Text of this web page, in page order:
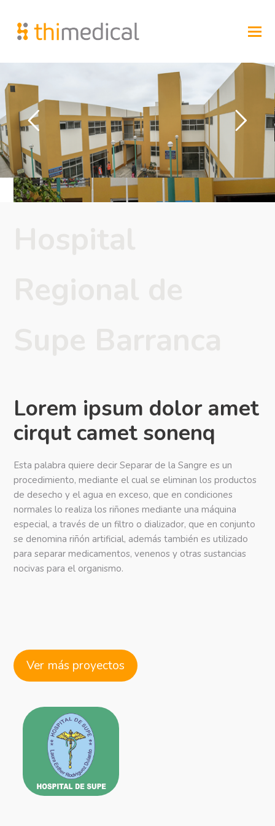
Lorem ipsum dolor amet
cirqut camet sonenq
Esta palabra quiere decir Separar de la Sangre es un
procedimiento, mediante el cual se eliminan los productos
de desecho y el agua en exceso, que en condiciones
normales lo realiza los riñones mediante una máquina
especial, a través de un filtro o dializador, que en conjunto
se denomina riñón artificial, además también es utilizado
para separar medicamentos, venenos y otras sustancias
nocivas para el organismo.
Ver más proyectos